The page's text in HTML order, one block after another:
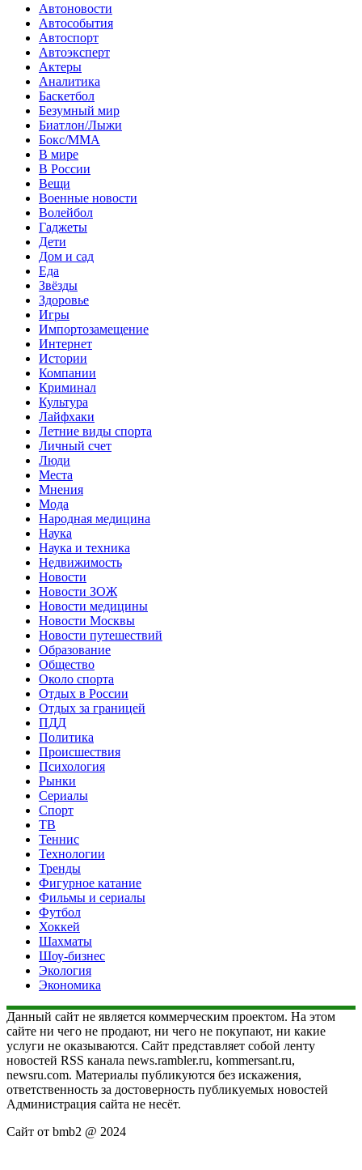
Автоновости
Автособытия
Автоспорт
Автоэксперт
Актеры
Аналитика
Баскетбол
Безумный мир
Биатлон/Лыжи
Бокс/MMA
В мире
В России
Вещи
Военные новости
Волейбол
Гаджеты
Дети
Дом и сад
Еда
Звёзды
Здоровье
Игры
Импортозамещение
Интернет
Истории
Компании
Криминал
Культура
Лайфхаки
Летние виды спорта
Личный счет
Люди
Места
Мнения
Мода
Народная медицина
Наука
Наука и техника
Недвижимость
Новости
Новости ЗОЖ
Новости медицины
Новости Москвы
Новости путешествий
Образование
Общество
Около спорта
Отдых в России
Отдых за границей
ПДД
Политика
Происшествия
Психология
Рынки
Сериалы
Спорт
ТВ
Теннис
Технологии
Тренды
Фигурное катание
Фильмы и сериалы
Футбол
Хоккей
Шахматы
Шоу-бизнес
Экология
Экономика
Данный сайт не является коммерческим проектом. На этом
сайте ни чего не продают, ни чего не покупают, ни какие
услуги не оказываются. Сайт представляет собой ленту
новостей RSS канала news.rambler.ru, kommersant.ru,
newsru.com. Материалы публикуются без искажения,
ответственность за достоверность публикуемых новостей
Администрация сайта не несёт.
Сайт от bmb2 @ 2024